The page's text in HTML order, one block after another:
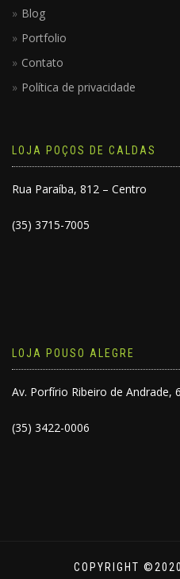
Blog
Portfolio
Contato
Política de privacidade
LOJA POÇOS DE CALDAS
Rua Paraíba, 812 – Centro
(35) 3715-7005
LOJA POUSO ALEGRE
Av. Porfírio Ribeiro de Andrade,
(35) 3422-0006
COPYRIGHT